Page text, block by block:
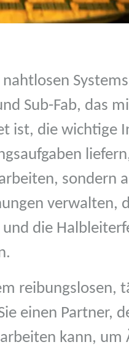
Sub-Fab, das
ist, die wichtige
sondern
verwalten,
die
reibungslosen,
einen Partner,
kann, um